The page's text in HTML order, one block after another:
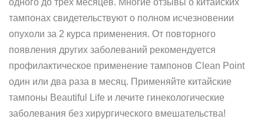
одного до трех месяцев. Многие отзывы о китайских
тампонах свидетельствуют о полном исчезновении
опухоли за 2 курса применения. От повторного
появления других заболеваний рекомендуется
профилактическое применение тампонов Clean Point
один или два раза в месяц. Применяйте китайские
тампоны Beautiful Life и лечите гинекологические
заболевания без хирургического вмешательства!